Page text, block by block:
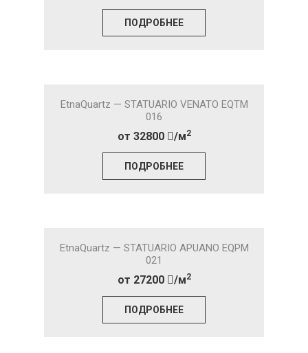
ПОДРОБНЕЕ
EtnaQuartz — STATUARIO VENATO EQTM
016
от 32800 /м2
ПОДРОБНЕЕ
EtnaQuartz — STATUARIO APUANO EQPM
021
от 27200 /м2
ПОДРОБНЕЕ